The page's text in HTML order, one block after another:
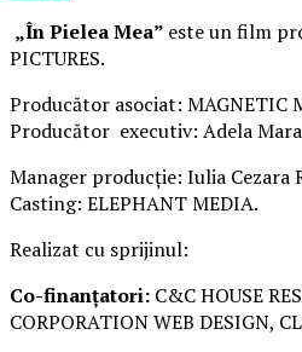
„În Pielea Mea” este un film
PICTURES.
Producător asociat: MAGNETIC
Producător executiv: Adela
Manager producție: Iulia Cezara
Casting: ELEPHANT MEDIA.
Realizat cu sprijinul:
Co-finanțatori: C&C HOUSE
CORPORATION WEB DESIGN,